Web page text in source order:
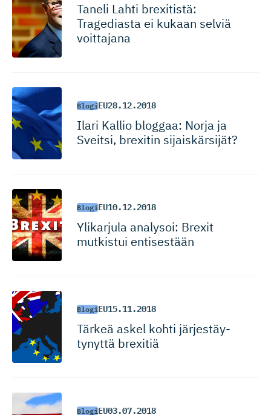
Taneli Lahti brexitistä:
Tragediasta ei kukaan selviä
voittajana
BlogiEU28.12.2018
Ilari Kallio bloggaa: Norja ja
Sveitsi, brexitin sijaiskärsijät?
BlogiEU10.12.2018
Ylikarjula analysoi: Brexit
mutkistui entisestään
BlogiEU15.11.2018
Tärkeä askel kohti järjestäy­
tynyttä brexitiä
BlogiEU03.07.2018